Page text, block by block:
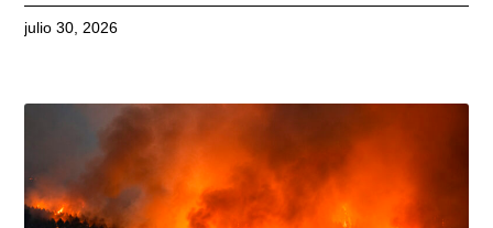
julio 30, 2026